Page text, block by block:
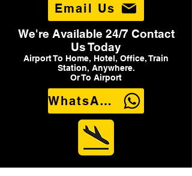
Email Us
We're Available 24/7 Contact
Us Today
Airport To Home, Hotel, Office, Train
Station, Anywhere.
Or To Airport
WhatsApp Us